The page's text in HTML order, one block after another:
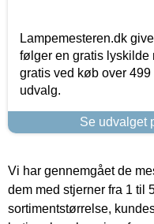
Lampemesteren.dk
følger en gratis lyskilde
gratis ved køb over
udvalg.
Se udvalget
Vi har gennemgået de
dem med stjerner fra 1 til
sortimentstørrelse,